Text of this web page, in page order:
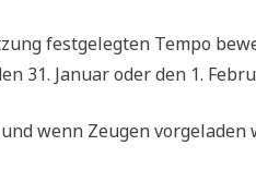
fest­ge­leg­ten Tem­po
31. Janu­ar oder den 1.
wenn Zeu­gen